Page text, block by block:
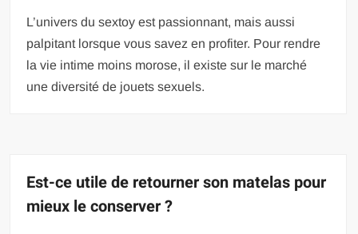
L’univers du sextoy est passionnant, mais aussi
palpitant lorsque vous savez en profiter. Pour rendre
la vie intime moins morose, il existe sur le marché
une diversité de jouets sexuels.
Est-ce utile de retourner son matelas pour
mieux le conserver ?